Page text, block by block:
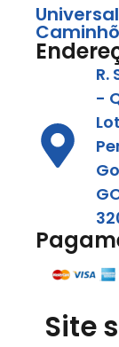
R.
-
Site